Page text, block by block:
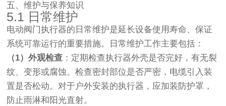
五、维护与保养知识
5.1 日常维护
电动阀门执行器的日常维护是延长设备使用寿命、保证
系统可靠运行的重要措施。日常维护工作主要包括：
（1）外观检查 ：定期检查执行器外壳是否完好，有无裂
纹、变形或腐蚀。检查密封部位是否严密，电缆引入装
置是否松动。对于户外安装的执行器，应加装防护罩，
防止雨淋和阳光直射。